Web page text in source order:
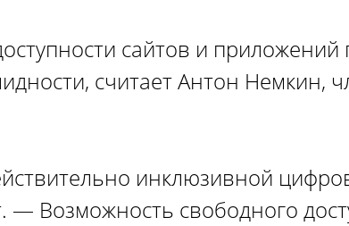
сайтов и приложений
считает Антон Немкин,
инклюзивной
— Возможность свободного